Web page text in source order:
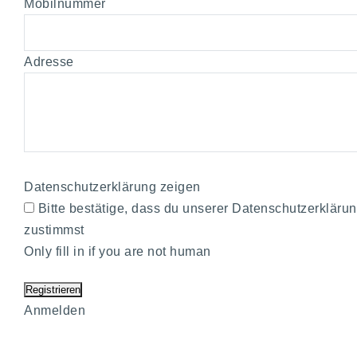
Mobilnummer
Adresse
Datenschutzerklärung zeigen
Bitte bestätige, dass du unserer
zustimmst
Only fill in if you are not human
Anmelden